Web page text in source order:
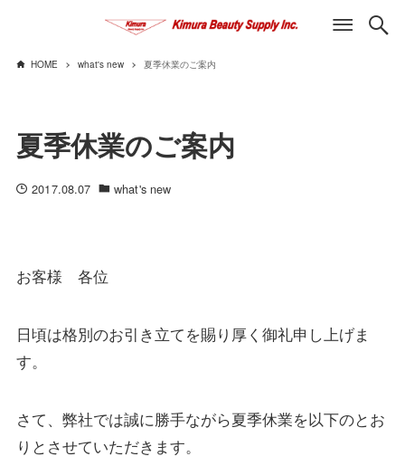
HOME what's new 夏季休業のご案内
夏季休業のご案内
2017.08.07 what's new
お客様 各位
日頃は格別のお引き立てを賜り厚く御礼申し上げま
す。
さて、弊社では誠に勝手ながら夏季休業を以下のとお
りとさせていただきます。